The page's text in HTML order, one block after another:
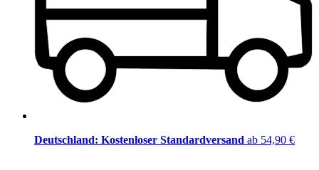
Deutschland: Kostenloser Standardversand ab 54,90 €